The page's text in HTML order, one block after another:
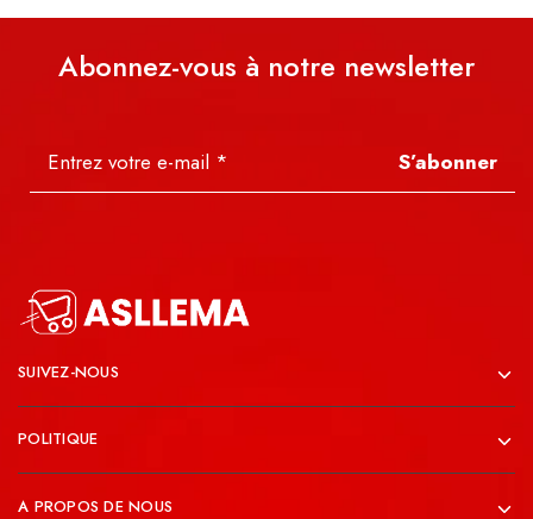
Abonnez-vous à notre newsletter
S’abonner
SUIVEZ-NOUS
POLITIQUE
A PROPOS DE NOUS